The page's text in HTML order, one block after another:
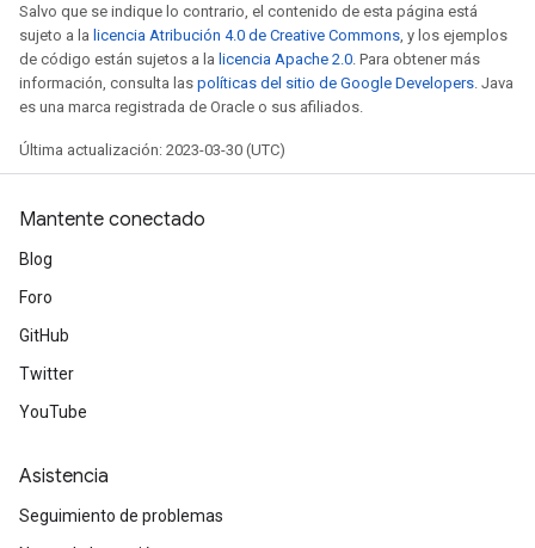
Salvo que se indique lo contrario, el contenido de esta página está
sujeto a la licencia Atribución 4.0 de Creative Commons , y los ejemplos
de código están sujetos a la licencia Apache 2.0 . Para obtener más
información, consulta las políticas del sitio de Google Developers . Java
es una marca registrada de Oracle o sus afiliados.
Última actualización: 2023-03-30 (UTC)
Mantente conectado
Blog
Foro
GitHub
Twitter
YouTube
Asistencia
Seguimiento de problemas